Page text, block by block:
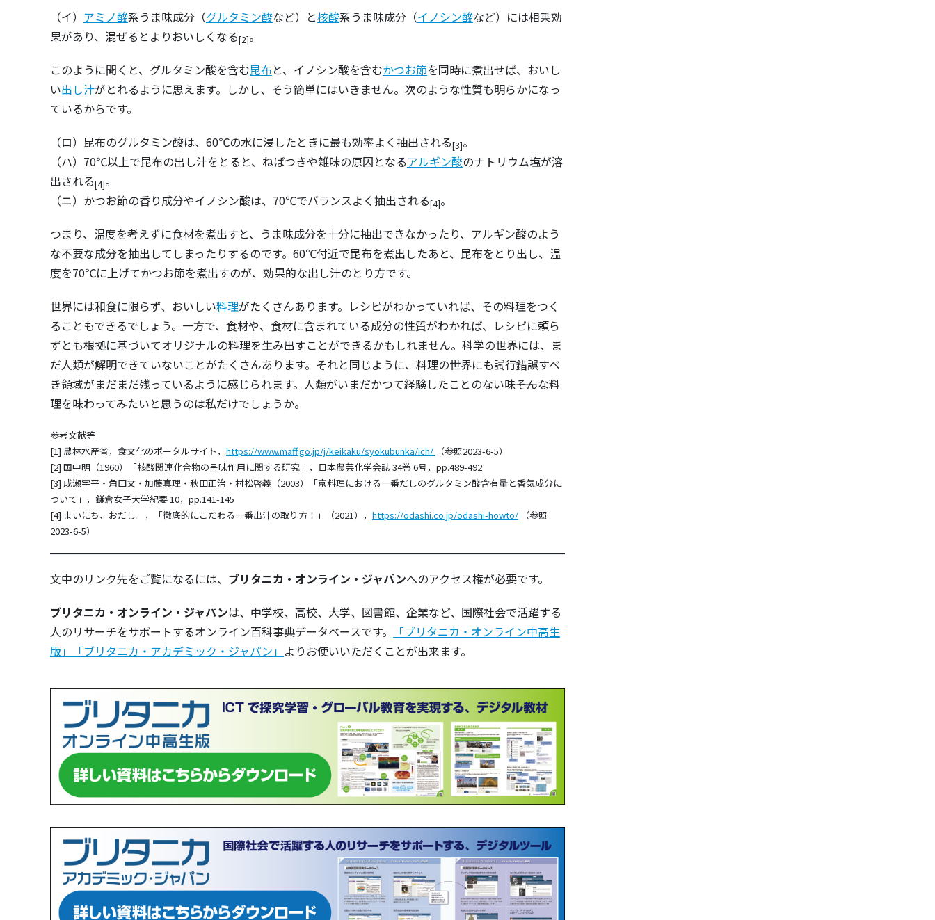
（イ） アミノ酸系うま味成分（グルタミン酸など）と核酸系うま味成分（イノシン酸など）には相乗効
果があり、混ぜるとよりおいしくなる[2]。
このように聞くと、グルタミン酸を含む昆布と、イノシン酸を含むかつお節を同時に煮出せば、おいし
い出し汁がとれるように思えます。しかし、そう簡単にはいきません。次のような性質も明らかになっ
ているからです。
（ロ）昆布のグルタミン酸は、60℃の水に浸したときに最も効率よく抽出される[3]。
（ハ）70℃以上で昆布の出し汁をとると、ねばつきや雑味の原因となるアルギン酸のナトリウム塩が溶
出される[4]。
（ニ）かつお節の香り成分やイノシン酸は、70℃でバランスよく抽出される[4]。
つまり、温度を考えずに食材を煮出すと、うま味成分を十分に抽出できなかったり、アルギン酸のよう
な不要な成分を抽出してしまったりするのです。60℃付近で昆布を煮出したあと、昆布をとり出し、温
度を70℃に上げてかつお節を煮出すのが、効果的な出し汁のとり方です。
世界には和食に限らず、おいしい料理がたくさんあります。レシピがわかっていれば、その料理をつく
ることもできるでしょう。一方で、食材や、食材に含まれている成分の性質がわかれば、レシピに頼ら
ずとも根拠に基づいてオリジナルの料理を生み出すことができるかもしれません。科学の世界には、ま
だ人類が解明できていないことがたくさんあります。それと同じように、料理の世界にも試行錯誤すべ
き領域がまだまだ残っているように感じられます。人類がいまだかつて経験したことのない味――そんな料
理を味わってみたいと思うのは私だけでしょうか。
参考文献等
[1] 農林水産省，食文化のポータルサイト， https://www.maff.go.jp/j/keikaku/syokubunka/ich/
（参照2023-6-5）
[2] 国中明（1960）「核酸関連化合物の呈味作用に関する研究」，日本農芸化学会誌 34巻 6号，pp.489-492
[3] 成瀬宇平・角田文・加藤真理・秋田正治・村松啓義（2003）「京料理における一番だしのグルタミン酸含有量と香気成分に
ついて」，鎌倉女子大学紀要 10，pp.141-145
[4] まいにち、おだし。，「徹底的にこだわる一番出汁の取り方！」（2021）， https://odashi.co.jp/odashi-howto/ （参照
2023-6-5）
文中のリンク先をご覧になるには、 ブリタニカ・オンライン・ジャパンへのアクセス権が必要です。
ブリタニカ・オンライン・ジャパンは、中学校、高校、大学、図書館、企業など、国際社会で活躍する
人のリサーチをサポートするオンライン百科事典データベースです。
「ブリタニカ・オンライン中高生
版」
「ブリタニカ・アカデミック・ジャパン」 よりお使いいただくことが出来ます。